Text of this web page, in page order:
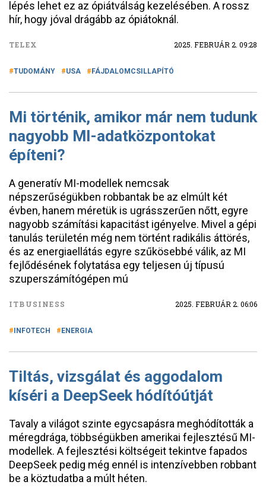
lépés lehet ez az ópiátválság kezelésében. A rossz
hír, hogy jóval drágább az ópiátoknál.
TELEX 2025. FEBRUÁR 2. 09:28
TUDOMÁNY USA FÁJDALOMCSILLAPÍTÓ
Mi történik, amikor már nem tudunk
nagyobb MI-adatközpontokat
építeni?
A generatív MI-modellek nemcsak
népszerűségükben robbantak be az elmúlt két
évben, hanem méretük is ugrásszerűen nőtt, egyre
nagyobb számítási kapacitást igényelve. Mivel a gépi
tanulás területén még nem történt radikális áttörés,
és az energiaellátás egyre szűkösebbé válik, az MI
fejlődésének folytatása egy teljesen új típusú
szuperszámítógépen mú
ITBUSINESS 2025. FEBRUÁR 2. 06:06
INFOTECH ENERGIA
Tiltás, vizsgálat és aggodalom
kíséri a DeepSeek hódítóútját
Tavaly a világot szinte egycsapásra meghódították a
méregdrága, többségükben amerikai fejlesztésű MI-
modellek. A fejlesztési költségeit tekintve fapados
DeepSeek pedig még ennél is intenzívebben robbant
be a köztudatba a múlt héten.